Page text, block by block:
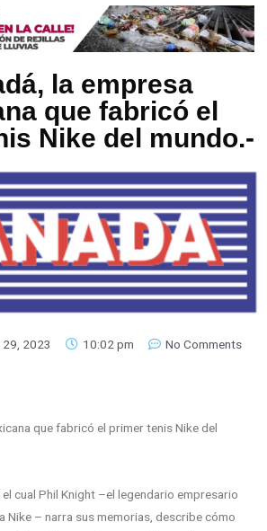
la empresa
que fabricó el
Nike del mundo.-
29, 2023 10:02 pm No Comments
que fabricó el primer tenis Nike del
el cual Phil Knight –el legendario empresario
Nike – narra sus memorias, describe cómo